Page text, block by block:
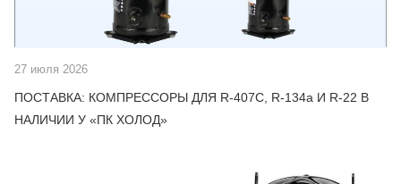
27 июля 2026
ПОСТАВКА: КОМПРЕССОРЫ ДЛЯ R-407C, R-134a И R-22 В
НАЛИЧИИ У «ПК ХОЛОД»